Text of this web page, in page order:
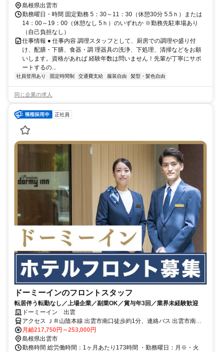
島根県出雲市
勤務曜日・時間 固定勤務 5：30～11：30（休憩30分 5.5ｈ）または
14：00～19：00（休憩なし 5ｈ）のいずれか ※勤務先駐車場あり
（自己負担なし）
仕事情報 ● 仕事内容 調理スタッフとして、厨房での調理や盛り付
け、配膳・下膳、食器・調 理器具の洗浄、下処理、清掃などをお願
いします。資格があれば 経験年数は問いません！先輩が丁寧にサポ
ートするの...
社員登用あり 固定時間制 交通費支給 服装自由 髪型・髪色自由
同じ企業の求人
正社員
ドーミーインのフロントスタッフ
転居伴う転勤なし／上場企業／副業OK／賞与年3回／業界未経験歓迎
ドーミーイン 出雲
アクセス ＪＲ山陰本線 出雲市南口徒歩約1分、連絡バス 出雲市南口
徒歩約3分、一畑電車北松江線 電鉄出雲市徒歩約3分
月給217,750円～253,000円
島根県出雲市
勤務時間 総労働時間：1ヶ月あたり173時間 ・勤務曜日：月※・火